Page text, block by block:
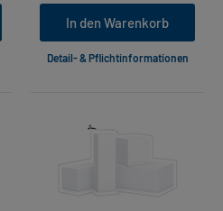
In den Warenkorb
Detail- & Pflichtinformationen